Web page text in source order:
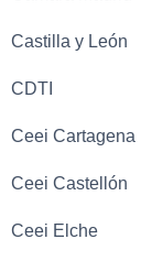
Castilla y León
CDTI
Ceei Cartagena
Ceei Castellón
Ceei Elche